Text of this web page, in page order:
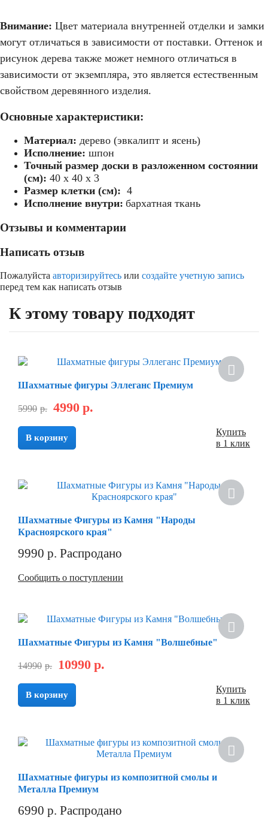
Внимание: Цвет материала внутренней отделки и замки
могут отличаться в зависимости от поставки. Оттенок и
рисунок дерева также может немного отличаться в
зависимости от экземпляра, это является естественным
свойством деревянного изделия.
Основные характеристики:
Материал: дерево (эвкалипт и ясень)
Исполнение: шпон
Точный размер доски в разложенном состоянии
(см): 40 x 40 x 3
Размер клетки (см): 4
Исполнение внутри: бархатная ткань
Отзывы и комментарии
Написать отзыв
Пожалуйста авторизируйтесь или создайте учетную запись
перед тем как написать отзыв
К этому товару подходят
Шахматные фигуры Эллеганс Премиум
5990 р. 4990 р.
В корзину
Купить
в 1 клик
Шахматные Фигуры из Камня "Народы
Красноярского края"
9990 р. Распродано
Сообщить о поступлении
Шахматные Фигуры из Камня "Волшебные"
14990 р. 10990 р.
В корзину
Купить
в 1 клик
Шахматные фигуры из композитной смолы и
Металла Премиум
6990 р. Распродано